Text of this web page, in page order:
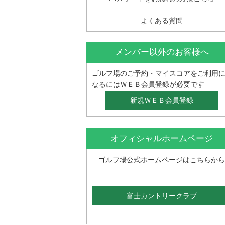
よくある質問
メンバー以外のお客様へ
ゴルフ場のご予約・マイスコアをご利用に
なるにはＷＥＢ会員登録が必要です
オフィシャルホームページ
ゴルフ場公式ホームページはこちらから
富士カントリークラブ